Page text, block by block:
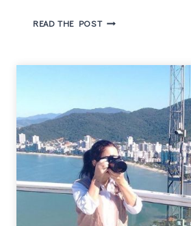
READ THE POSTINSTAGRAM